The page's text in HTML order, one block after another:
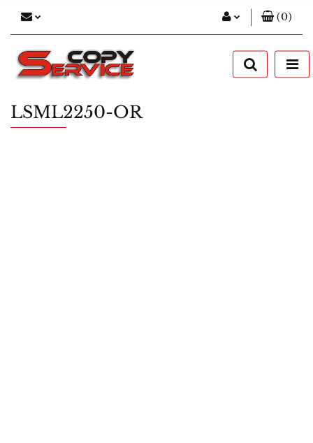
Zaloguj się
Zarejestruj się
(0)
LSML2250-OR